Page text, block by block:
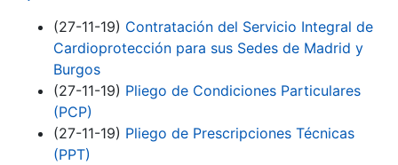
Erakutsi/Ezkutatu
(27-11-19) Contratación del Servicio Integral de
Cardioprotección para sus Sedes de Madrid y
Burgos
(27-11-19) Pliego de Condiciones Particulares
(PCP)
(27-11-19) Pliego de Prescripciones Técnicas
(PPT)